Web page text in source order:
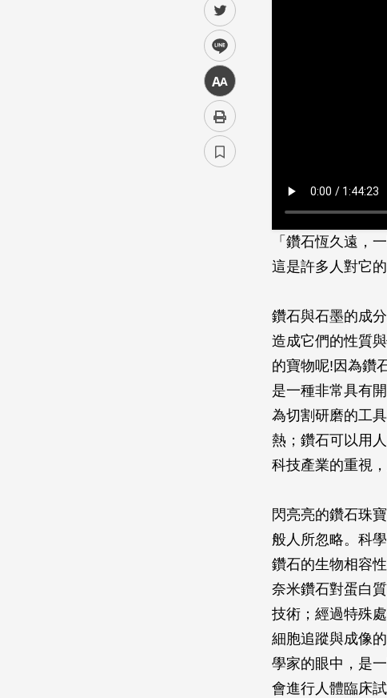
twitter
line
中
「鑽石恆久遠，
這是許多人對它
鑽石與石墨的成
造成它們的性質
的寶物呢!因為鑽
是一種非常具有
為切割研磨的工
熱；鑽石可以用
科技產業的重視
閃亮亮的鑽石珠
般人所忽略。科
鑽石的生物相容
奈米鑽石對蛋白
技術；經過特殊
細胞追蹤與成像
學家的眼中，是
會進行人體臨床